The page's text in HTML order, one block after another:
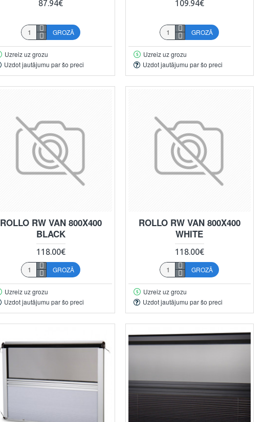
87.94€
GROZĀ
Uzreiz uz grozu
Uzdot jautājumu par šo preci
109.94€
GROZĀ
Uzreiz uz grozu
Uzdot jautājumu par šo preci
ROLLO RW VAN 800X400
BLACK
118.00€
GROZĀ
Uzreiz uz grozu
Uzdot jautājumu par šo preci
ROLLO RW VAN 800X400
WHITE
118.00€
GROZĀ
Uzreiz uz grozu
Uzdot jautājumu par šo preci